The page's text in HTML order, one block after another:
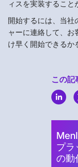
ィスを実装すること
開始するには、当社
ャーに連絡して、
け早く開始できるか
この記
プラ
の動